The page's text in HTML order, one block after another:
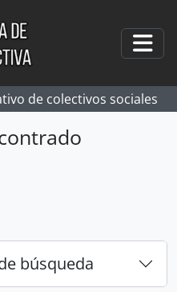
de colectivos sociales
búsqueda